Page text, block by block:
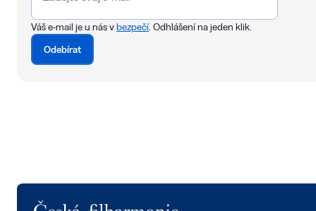
Váš e-mail je u nás vbezpečí . Odhlášení na jeden klik.
Odebírat